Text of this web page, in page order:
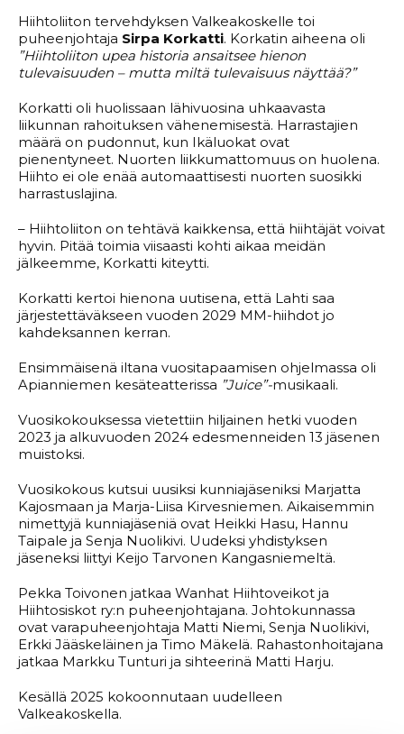
Hiihtoliiton tervehdyksen Valkeakoskelle toi
puheenjohtaja Sirpa Korkatti. Korkatin aiheena oli
”Hiihtoliiton upea historia ansaitsee hienon
tulevaisuuden – mutta miltä tulevaisuus näyttää?”
Korkatti oli huolissaan lähivuosina uhkaavasta
liikunnan rahoituksen vähenemisestä. Harrastajien
määrä on pudonnut, kun Ikäluokat ovat
pienentyneet. Nuorten liikkumattomuus on huolena.
Hiihto ei ole enää automaattisesti nuorten suosikki
harrastuslajina.
– Hiihtoliiton on tehtävä kaikkensa, että hiihtäjät voivat
hyvin. Pitää toimia viisaasti kohti aikaa meidän
jälkeemme, Korkatti kiteytti.
Korkatti kertoi hienona uutisena, että Lahti saa
järjestettäväkseen vuoden 2029 MM-hiihdot jo
kahdeksannen kerran.
Ensimmäisenä iltana vuositapaamisen ohjelmassa oli
Apianniemen kesäteatterissa ”Juice”-musikaali.
Vuosikokouksessa vietettiin hiljainen hetki vuoden
2023 ja alkuvuoden 2024 edesmenneiden 13 jäsenen
muistoksi.
Vuosikokous kutsui uusiksi kunniajäseniksi Marjatta
Kajosmaan ja Marja-Liisa Kirvesniemen. Aikaisemmin
nimettyjä kunniajäseniä ovat Heikki Hasu, Hannu
Taipale ja Senja Nuolikivi. Uudeksi yhdistyksen
jäseneksi liittyi Keijo Tarvonen Kangasniemeltä.
Pekka Toivonen jatkaa Wanhat Hiihtoveikot ja
Hiihtosiskot ry:n puheenjohtajana. Johtokunnassa
ovat varapuheenjohtaja Matti Niemi, Senja Nuolikivi,
Erkki Jääskeläinen ja Timo Mäkelä. Rahastonhoitajana
jatkaa Markku Tunturi ja sihteerinä Matti Harju.
Kesällä 2025 kokoonnutaan uudelleen
Valkeakoskella.